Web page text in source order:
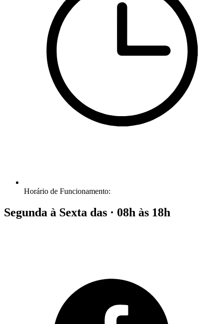
Horário de Funcionamento:
Segunda à Sexta das · 08h às 18h